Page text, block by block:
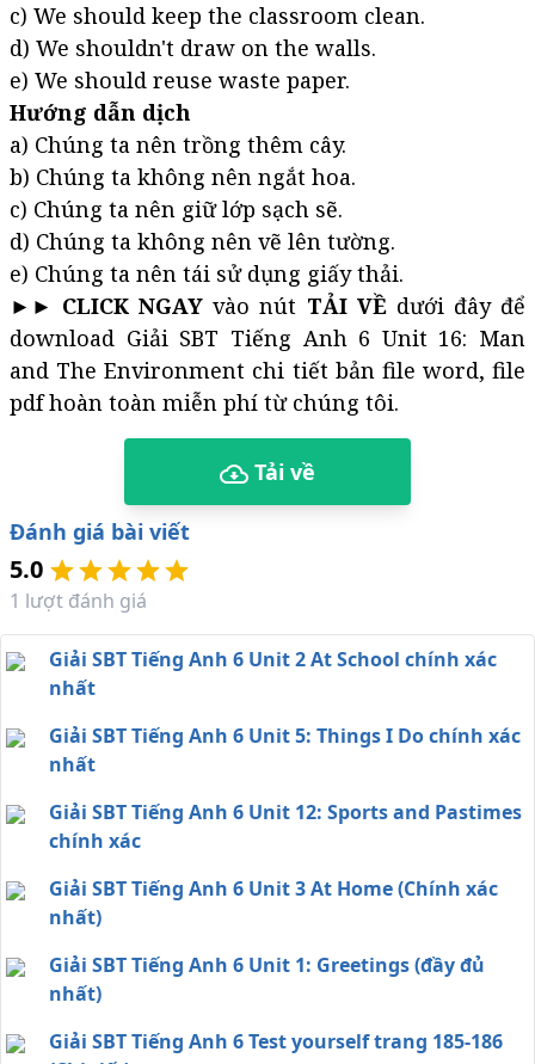
c) We should keep the classroom clean.
d) We shouldn't draw on the walls.
e) We should reuse waste paper.
Hướng dẫn dịch
a) Chúng ta nên trồng thêm cây.
b) Chúng ta không nên ngắt hoa.
c) Chúng ta nên giữ lớp sạch sẽ.
d) Chúng ta không nên vẽ lên tường.
e) Chúng ta nên tái sử dụng giấy thải.
►► CLICK NGAYvào nút TẢI VỀdưới đây để
download Giải SBT Tiếng Anh 6 Unit 16: Man
and The Environment chi tiết bản file word, file
pdf hoàn toàn miễn phí từ chúng tôi.
Tải về
Đánh giá bài viết
5.0
1 lượt đánh giá
Giải SBT Tiếng Anh 6 Unit 2 At School chính xác
nhất
Giải SBT Tiếng Anh 6 Unit 5: Things I Do chính xác
nhất
Giải SBT Tiếng Anh 6 Unit 12: Sports and Pastimes
chính xác
Giải SBT Tiếng Anh 6 Unit 3 At Home (Chính xác
nhất)
Giải SBT Tiếng Anh 6 Unit 1: Greetings (đầy đủ
nhất)
Giải SBT Tiếng Anh 6 Test yourself trang 185-186